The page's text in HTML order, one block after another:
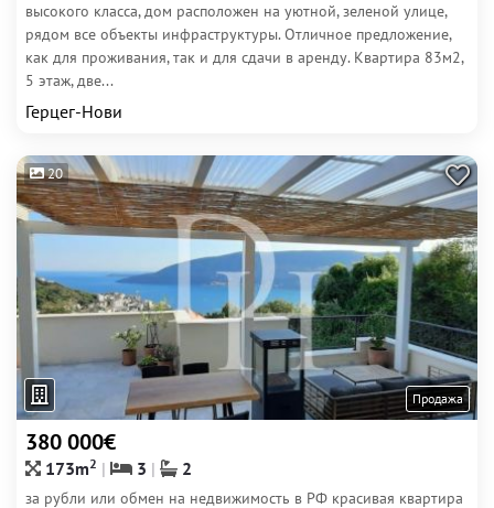
высокого класса, дом расположен на уютной, зеленой улице,
рядом все объекты инфраструктуры. Отличное предложение,
как для проживания, так и для сдачи в аренду. Квартира 83м2,
5 этаж, две...
Герцег-Нови
20
Продажа
380 000€
173m2 3 2
за рубли или обмен на недвижимость в РФ красивая квартира